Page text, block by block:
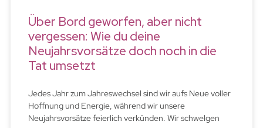
Über Bord geworfen, aber nicht
vergessen: Wie du deine
Neujahrsvorsätze doch noch in die
Tat umsetzt
Jedes Jahr zum Jahreswechsel sind wir aufs Neue voller
Hoffnung und Energie, während wir unsere
Neujahrsvorsätze feierlich verkünden. Wir schwelgen